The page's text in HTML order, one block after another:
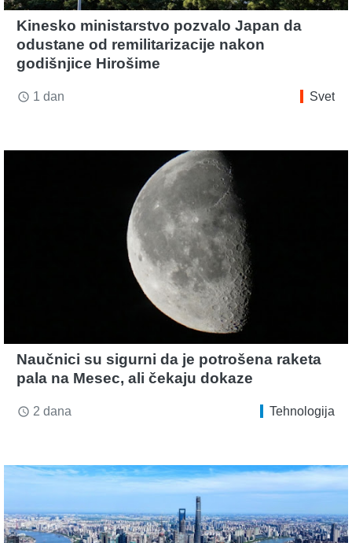
Kinesko ministarstvo pozvalo Japan da
odustane od remilitarizacije nakon
godišnjice Hirošime
access_time 1 dan Svet
Naučnici su sigurni da je potrošena raketa
pala na Mesec, ali čekaju dokaze
access_time 2 dana Tehnologija